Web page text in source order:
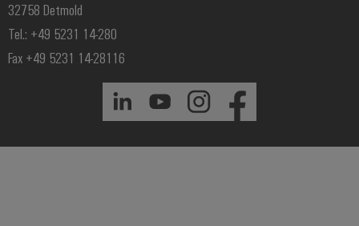
32758 Detmold
Tel.: +49 5231 14-280
Fax +49 5231 14-28116